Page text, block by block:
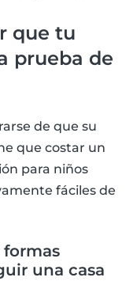
que tu
prueba de
de que su
que costar un
para niños
fáciles de
una casa